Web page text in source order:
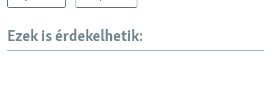
Ezek is érdekelhetik: